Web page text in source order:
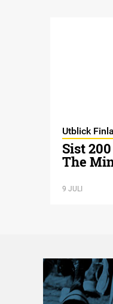
Utblick
Sist
The
9 JULI